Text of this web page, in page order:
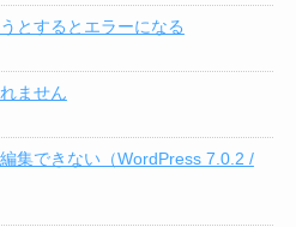
とするとエラーになる
ません
集できない（WordPress 7.0.2 /